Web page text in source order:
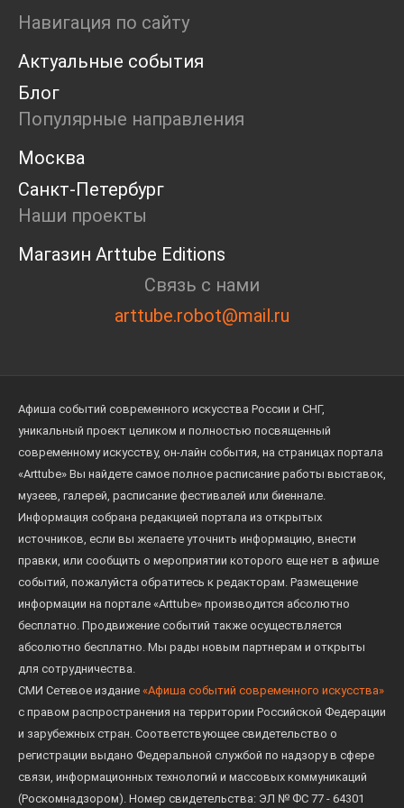
Ярмарка
Open call
Экскурсия
Дискуссия
Cosmoscow 2024
Blazar 2024
Встречи
Круглый стол
Навигация по сайту
Актуальные события
Блог
Популярные направления
Москва
Санкт-Петербург
Наши проекты
Магазин Arttube Editions
Связь с нами
arttube.robot@mail.ru
Афиша событий современного искусства России и СНГ,
уникальный проект целиком и полностью посвященный
современному искусству, он-лайн события, на страницах портала
«Arttube» Вы найдете самое полное расписание работы выставок,
музеев, галерей, расписание фестивалей или биеннале.
Информация собрана редакцией портала из открытых
источников, если вы желаете уточнить информацию, внести
правки, или сообщить о мероприятии которого еще нет в афише
событий, пожалуйста обратитесь к редакторам. Размещение
информации на портале «Arttube» производится абсолютно
бесплатно. Продвижение событий также осуществляется
абсолютно бесплатно. Мы рады новым партнерам и открыты
для сотрудничества.
СМИ Сетевое издание «Афиша событий современного искусства»
с правом распространения на территории Российской Федерации
и зарубежных стран. Соответствующее свидетельство о
регистрации выдано Федеральной службой по надзору в сфере
связи, информационных технологий и массовых коммуникаций
(Роскомнадзором). Номер свидетельства: ЭЛ № ФС 77 - 64301